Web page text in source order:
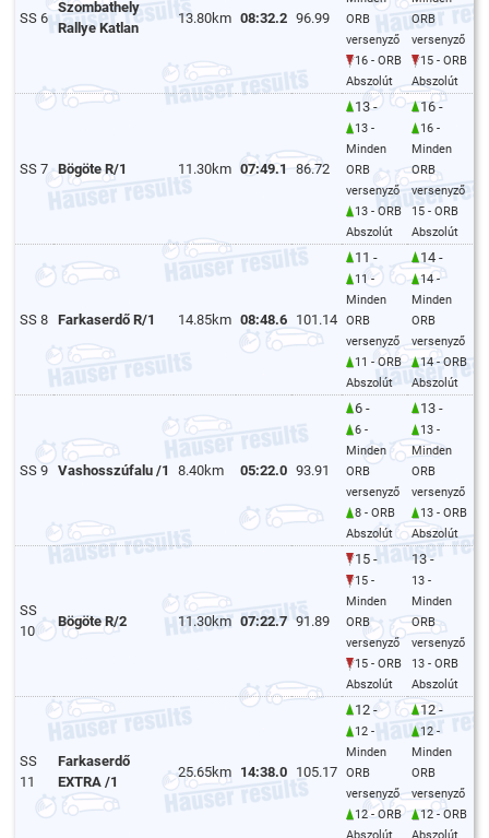
SS 6
Szombathely
Rallye Katlan
13.80km 08:32.2 96.99
ORB
versenyző
16 - ORB
Abszolút
ORB
versenyző
15 - ORB
Abszolút
SS 7 Bögöte R/1 11.30km 07:49.1 86.72
13 -
13 -
Minden
ORB
versenyző
13 - ORB
Abszolút
16 -
16 -
Minden
ORB
versenyző
15 - ORB
Abszolút
SS 8 Farkaserdő R/1 14.85km 08:48.6 101.14
11 -
11 -
Minden
ORB
versenyző
11 - ORB
Abszolút
14 -
14 -
Minden
ORB
versenyző
14 - ORB
Abszolút
SS 9 Vashosszúfalu /1 8.40km 05:22.0 93.91
6 -
6 -
Minden
ORB
versenyző
8 - ORB
Abszolút
13 -
13 -
Minden
ORB
versenyző
13 - ORB
Abszolút
SS
10
Bögöte R/2 11.30km 07:22.7 91.89
15 -
15 -
Minden
ORB
versenyző
15 - ORB
Abszolút
13 -
13 -
Minden
ORB
versenyző
13 - ORB
Abszolút
SS
11
Farkaserdő
EXTRA /1
25.65km 14:38.0 105.17
12 -
12 -
Minden
ORB
versenyző
12 - ORB
Abszolút
12 -
12 -
Minden
ORB
versenyző
12 - ORB
Abszolút